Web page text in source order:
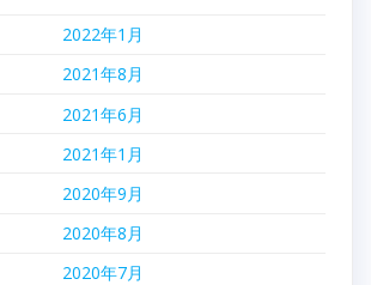
2022年1月
2021年8月
2021年6月
2021年1月
2020年9月
2020年8月
2020年7月